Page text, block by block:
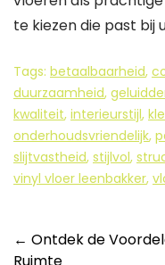
te kiezen die past bij
Tags: betaalbaarheid,
duurzaamheid,
kwaliteit, interieurstijl,
onderhoudsvriendelijk,
slijtvastheid, stijlvol,
vinyl vloer leenbakker,
← Ontdek de